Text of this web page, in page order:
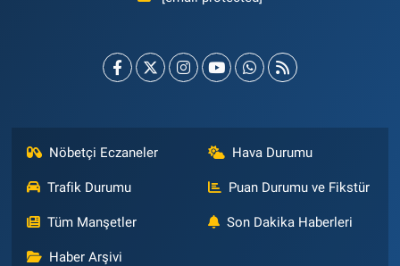
Nöbetçi Eczaneler Hava Durumu
Trafik Durumu Puan Durumu ve Fikstür
Tüm Manşetler Son Dakika Haberleri
Haber Arşivi